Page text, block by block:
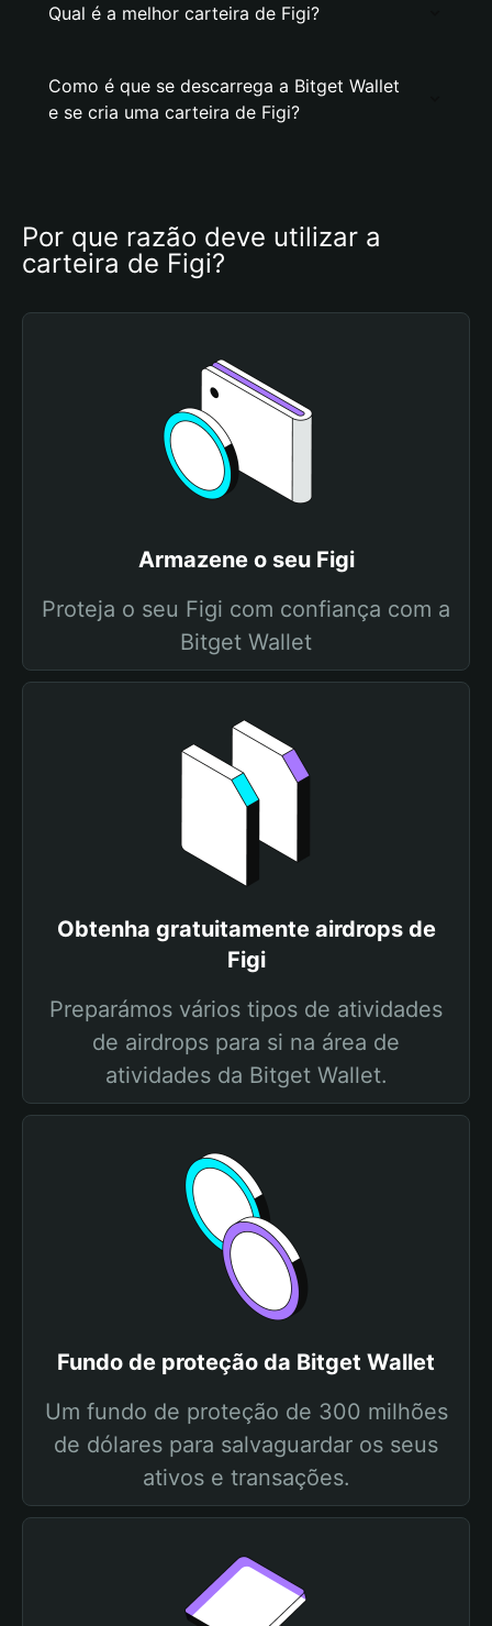
Qual é a melhor carteira de Figi?
Como é que se descarrega a Bitget Wallet
e se cria uma carteira de Figi?
Por que razão deve utilizar a
carteira de Figi?
Armazene o seu Figi
Proteja o seu Figi com confiança com a
Bitget Wallet
Obtenha gratuitamente airdrops de
Figi
Preparámos vários tipos de atividades
de airdrops para si na área de
atividades da Bitget Wallet.
Fundo de proteção da Bitget Wallet
Um fundo de proteção de 300 milhões
de dólares para salvaguardar os seus
ativos e transações.